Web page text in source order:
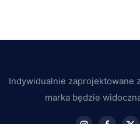
Indywidualnie zaprojektowane
marka będzie